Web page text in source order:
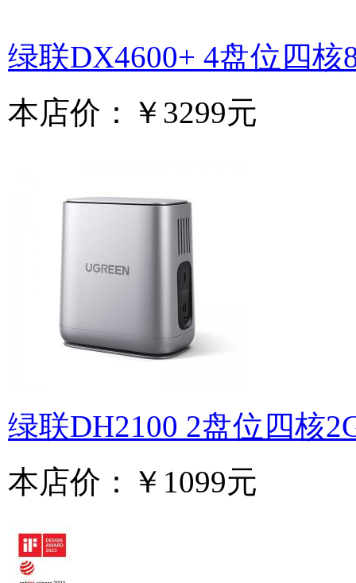
绿联DX4600+ 4盘位四核
本店价：
￥3299元
绿联DH2100 2盘位四核
本店价：
￥1099元